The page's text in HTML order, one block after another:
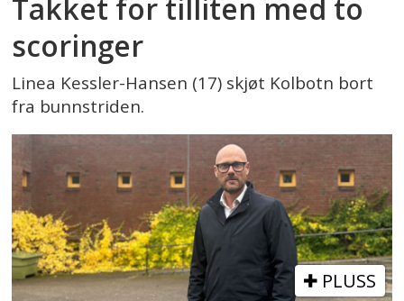
Takket for tilliten med to
scoringer
Linea Kessler-Hansen (17) skjøt Kolbotn bort
fra bunnstriden.
PLUSS